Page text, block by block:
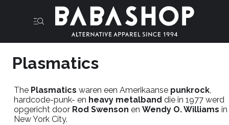
Plasmatics
The Plasmatics waren een Amerikaanse punkrock,
hardcode-punk- en heavy metalband die in 1977 werd
opgericht door Rod Swenson enWendy O. Williams in
New York City.